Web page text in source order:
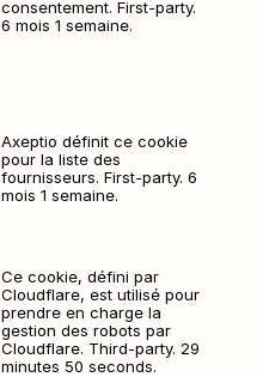
consentement. First-party.
6 mois 1 semaine.
Axeptio définit ce cookie
pour la liste des
fournisseurs. First-party. 6
mois 1 semaine.
Ce cookie, défini par
Cloudflare, est utilisé pour
prendre en charge la
gestion des robots par
Cloudflare. Third-party. 29
minutes 50 seconds.